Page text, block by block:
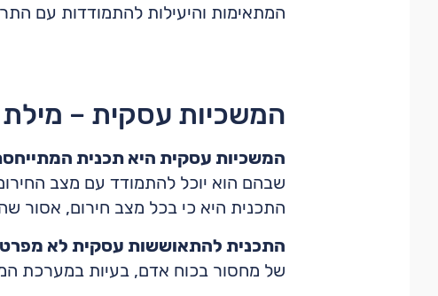
המתאימות והיעילות להתמודדות עם
המשכיות עסקית –
המשכיות עסקית היא תכנית
שבהם הוא יוכל להתמודד עם מצב
התכנית היא כי בכל מצב חירום, אסור
התכנית להתאוששות עסקית לא
של מחסור בכוח אדם, בעיות במערכת